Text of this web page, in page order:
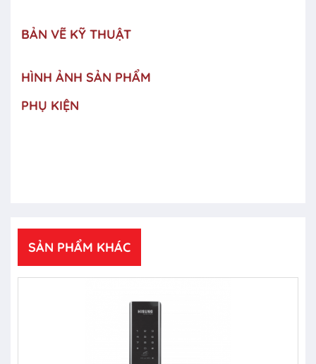
BẢN VẼ KỸ THUẬT
HÌNH ẢNH SẢN PHẨM
PHỤ KIỆN
SẢN PHẨM KHÁC